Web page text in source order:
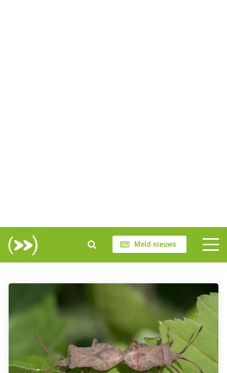
Meld nieuws